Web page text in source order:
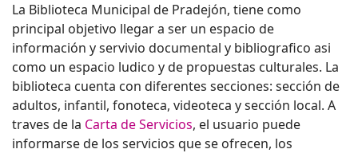
La Biblioteca Municipal de Pradejón, tiene como
principal objetivo llegar a ser un espacio de
información y servivio documental y bibliografico asi
como un espacio ludico y de propuestas culturales. La
biblioteca cuenta con diferentes secciones: sección de
adultos, infantil, fonoteca, videoteca y sección local. A
traves de la Carta de Servicios, el usuario puede
informarse de los servicios que se ofrecen, los